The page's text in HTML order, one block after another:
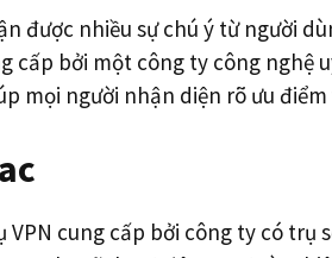
được nhiều sự chú ý từ người
cấp bởi một công ty công nghệ
mọi người nhận diện rõ ưu
VPN cung cấp bởi công ty có trụ